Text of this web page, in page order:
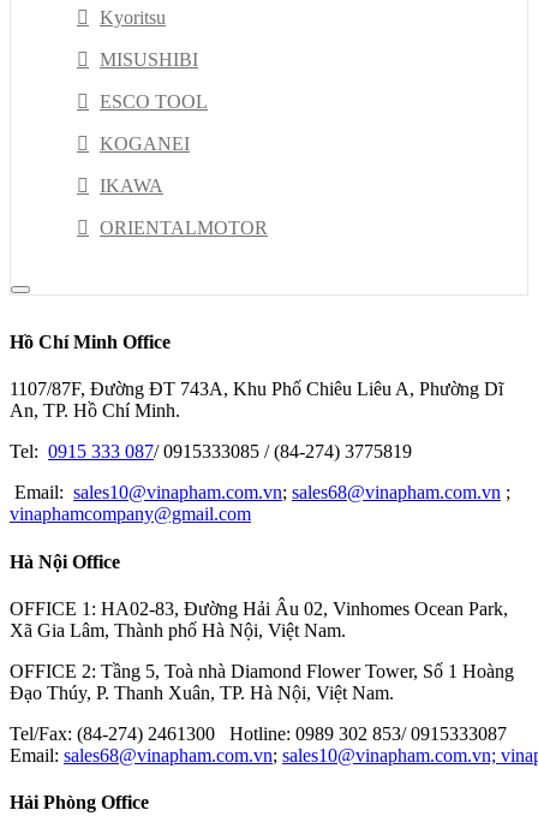
Kyoritsu
MISUSHIBI
ESCO TOOL
KOGANEI
IKAWA
ORIENTALMOTOR
TRUSCO
NACHI
GOOT
OPTEX-FA
MITOTUYO
Hồ Chí Minh Office
1107/87F, Đường ĐT 743A, Khu Phố Chiêu Liêu A, Phường Dĩ
An, TP. Hồ Chí Minh.
Tel: 0915 333 087/ 0915333085 / (84-274) 3775819
Email: sales10@vinapham.com.vn; sales68@vinapham.com.vn ;
vinaphamcompany@gmail.com
Hà Nội Office
OFFICE 1: HA02-83, Đường Hải Âu 02, Vinhomes Ocean Park,
Xã Gia Lâm, Thành phố Hà Nội, Việt Nam.
OFFICE 2: Tầng 5, Toà nhà Diamond Flower Tower, Số 1 Hoàng
Đạo Thúy, P. Thanh Xuân, TP. Hà Nội, Việt Nam.
Tel/Fax: (84-274) 2461300 Hotline: 0989 302 853/ 0915333087
Email: sales68@vinapham.com.vn; sales10@vinapham.com.vn;
Hải Phòng Office